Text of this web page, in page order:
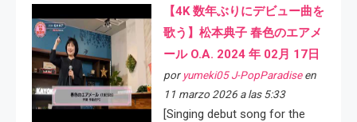
【4K 数年ぶりにデビュー曲を
歌う】松本典子 春色のエアメ
ール O.A. 2024 年 02月 17日
por yumeki05 J-PopParadiseen
11 marzo 2026 a las 5:33
[Singing debut song for the